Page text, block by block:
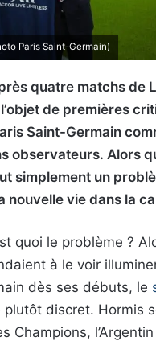
Paris Saint-Germain)
quatre matchs de
de premières
Saint-Germain
observateurs. Alors
simplement un
nouvelle vie dans la
quoi le problème ?
à le voir
dès ses débuts, le
plutôt discret. Hormis
Champions, l’Argentin